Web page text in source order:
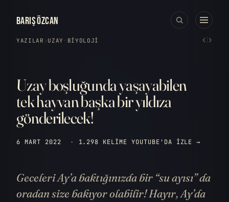
BARIŞ ÖZCAN
YAZILAR › UZAY · BIYOLOJI ‹›
Uzay boşluğunda yaşayabilen
tek hayvan başka bir yıldıza
gönderilecek!
6 MART 2022 · 1.298 KELIME YOUTUBE'DA IZLE →
Geceleri Ay’a baktığınızda bir “su ayısı” da
oradan size bakıyor olabilir! Hayır, Ay’da